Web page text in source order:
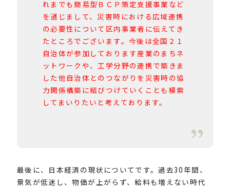
れまでも簡易型ＢＣＰ策定支援事業など
を通じまして、災害時における広域連携
の必要性について区内事業者に伝えてき
たところでございます。今後は全国２１
自治体が参加しております産業のまちネ
ットワークや、工学分野の連携で築きま
した他自治体とのつながりを災害時の協
力関係構築に結びつけていくことも模索
してまいりたいと考えております。
最後に、日本経済の現状についてです。過去30年間、
景気が低迷し、物価が上がらず、給料も増えない時代